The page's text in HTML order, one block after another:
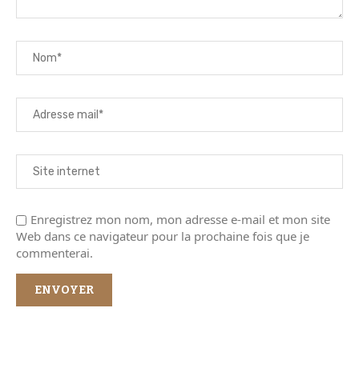
Enregistrez mon nom, mon adresse e-mail et mon site
Web dans ce navigateur pour la prochaine fois que je
commenterai.